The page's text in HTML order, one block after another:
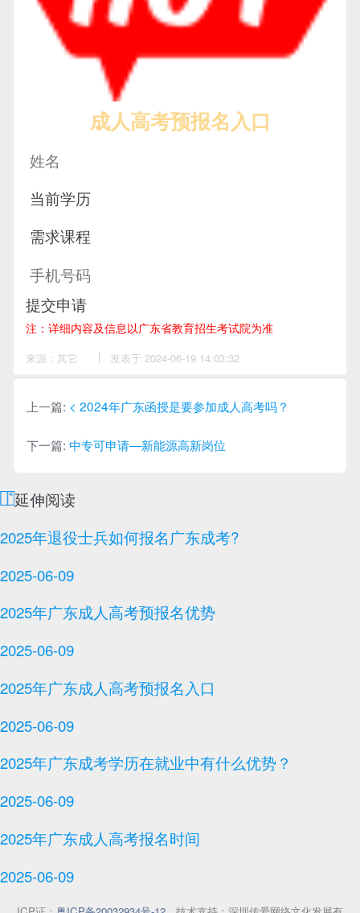
成人高考预报名入口
提交申请
注：详细内容及信息以广东省教育招生考试院为准
来源：其它
卓
师
发表于 2024-06-19 14:03:32
上一篇: < 2024年广东函授是要参加成人高考吗？
下一篇:中专可申请—新能源高新岗位
延伸阅读
2025年退役士兵如何报名广东成考?
2025-06-09
2025年广东成人高考预报名优势
2025-06-09
2025年广东成人高考预报名入口
2025-06-09
2025年广东成考学历在就业中有什么优势？
2025-06-09
2025年广东成人高考报名时间
2025-06-09